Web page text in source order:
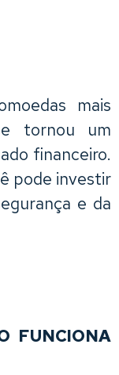
mais
tornou um
financeiro.
pode investir
e da
FUNCIONA